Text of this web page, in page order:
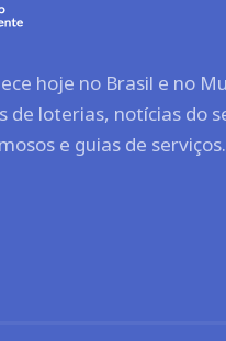
hoje no Brasil e no
de loterias, notícias do
e guias de serviços.